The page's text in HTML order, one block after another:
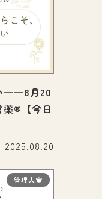
──8月20
薬®【今日
2025.08.20
管理人室